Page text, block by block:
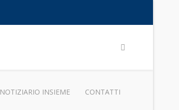
NOTIZIARIO INSIEME CONTATTI